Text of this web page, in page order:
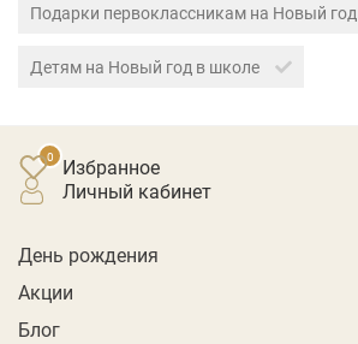
Подарки первоклассникам на Новый год
Детям на Новый год в школе
Избранное
личный кабинет
День рождения
Акции
Блог